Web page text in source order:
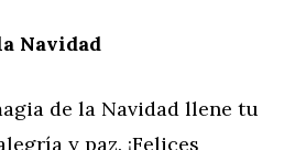
Navidad
de la Navidad llene tu
y paz. ¡Felices